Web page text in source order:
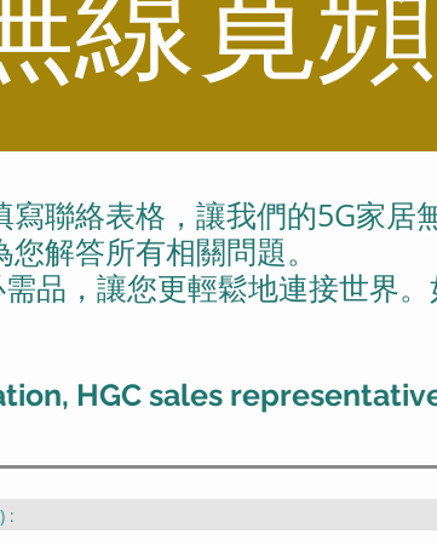
聯絡表格，讓我們的5G家
解答所有相關問題。
品，讓您更輕鬆地連接世界
HGC sales